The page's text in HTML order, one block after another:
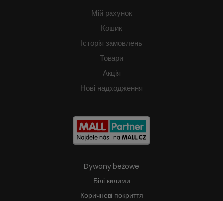
Мій рахунок
Кошик
Історія замовлень
Товари
Акція
Нові надходження
Dywany beżowe
Білі килими
Коричневі покриття